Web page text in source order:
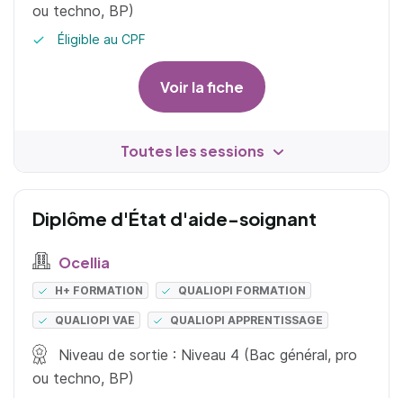
ou techno, BP)
Éligible au CPF
Voir la fiche
Toutes les sessions
Diplôme d'État d'aide-soignant
Ocellia
H+ FORMATION QUALIOPI FORMATION
QUALIOPI VAE QUALIOPI APPRENTISSAGE
Niveau de sortie : Niveau 4 (Bac général, pro
ou techno, BP)